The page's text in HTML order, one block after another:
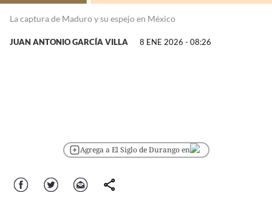
La captura de Maduro y su espejo en México
JUAN ANTONIO GARCÍA VILLA 8 ENE 2026 - 08:26
Agrega a El Siglo de Durango en
Facebook Twitter Correo comparte